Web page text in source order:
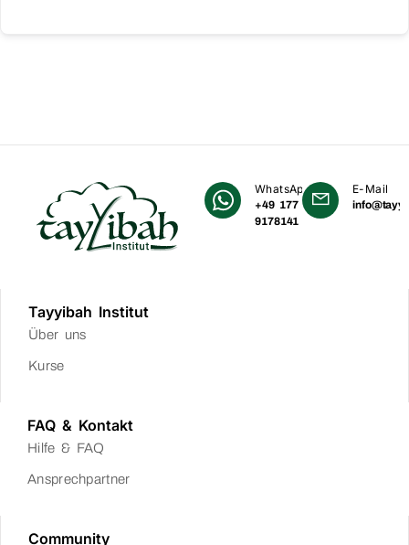
WhatsApp
+49 177
9178141
E-Mail
Tayyibah Institut
Über uns
Kurse
FAQ & Kontakt
Hilfe & FAQ
Ansprechpartner
Community